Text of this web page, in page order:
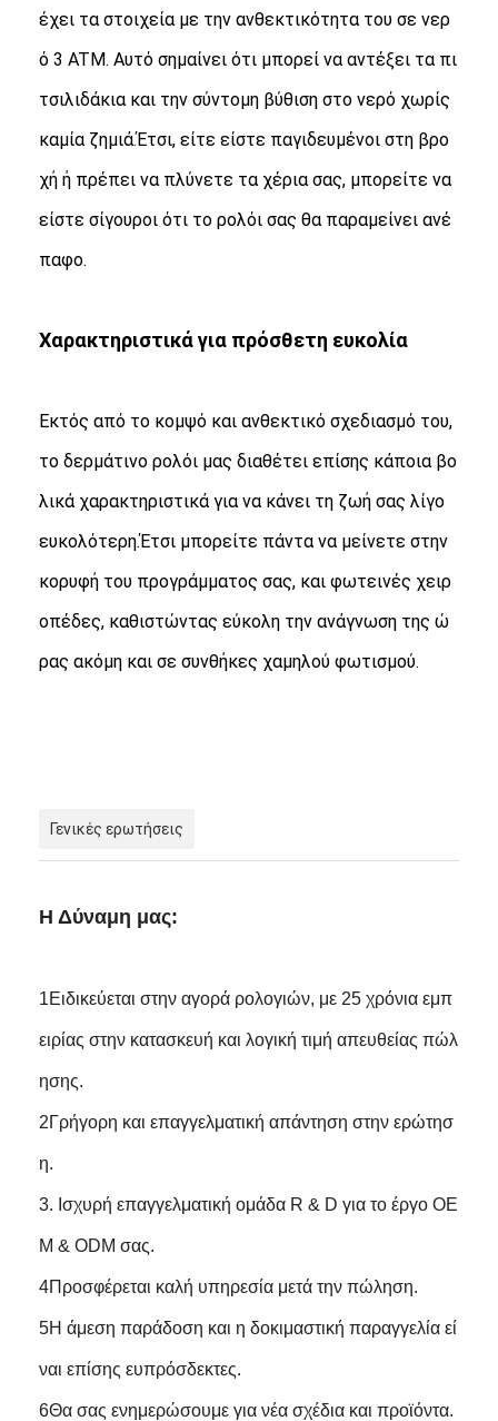
έχει τα στοιχεία με την ανθεκτικότητα του σε νερ
ό 3 ATM. Αυτό σημαίνει ότι μπορεί να αντέξει τα πι
τσιλιδάκια και την σύντομη βύθιση στο νερό χωρίς
καμία ζημιά.Έτσι, είτε είστε παγιδευμένοι στη βρο
χή ή πρέπει να πλύνετε τα χέρια σας, μπορείτε να
είστε σίγουροι ότι το ρολόι σας θα παραμείνει ανέ
παφο.
Χαρακτηριστικά για πρόσθετη ευκολία
Εκτός από το κομψό και ανθεκτικό σχεδιασμό του,
το δερμάτινο ρολόι μας διαθέτει επίσης κάποια βο
λικά χαρακτηριστικά για να κάνει τη ζωή σας λίγο
ευκολότερη.Έτσι μπορείτε πάντα να μείνετε στην
κορυφή του προγράμματος σας, και φωτεινές χειρ
οπέδες, καθιστώντας εύκολη την ανάγνωση της ώ
ρας ακόμη και σε συνθήκες χαμηλού φωτισμού.
Γενικές ερωτήσεις
Η Δύναμη μας:
1Ειδικεύεται στην αγορά ρολογιών, με 25 χρόνια εμπ
ειρίας στην κατασκευή και λογική τιμή απευθείας πώλ
ησης.
2Γρήγορη και επαγγελματική απάντηση στην ερώτησ
η.
3. Ισχυρή επαγγελματική ομάδα R & D για το έργο OE
M & ODM σας.
4Προσφέρεται καλή υπηρεσία μετά την πώληση.
5Η άμεση παράδοση και η δοκιμαστική παραγγελία εί
ναι επίσης ευπρόσδεκτες.
6Θα σας ενημερώσουμε για νέα σχέδια και προϊόντα.